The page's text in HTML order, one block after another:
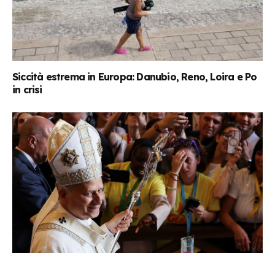
Siccità estrema in Europa: Danubio, Reno, Loira e Po
in crisi